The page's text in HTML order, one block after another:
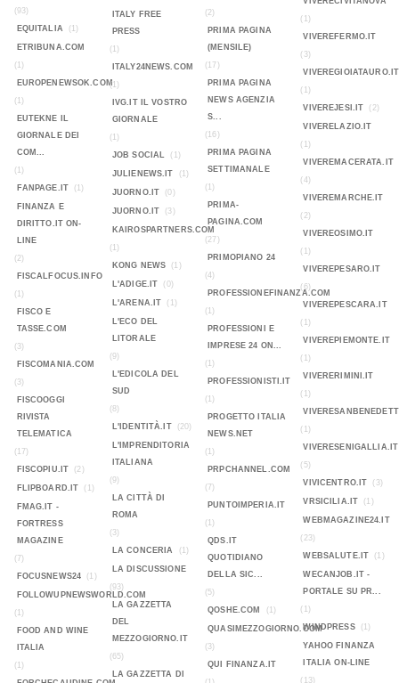
(93)
EQUITALIA
(1)
ETRIBUNA.COM
(1)
EUROPENEWSOK.COM
(1)
EUTEKNE IL
GIORNALE DEI
COM...
(1)
FANPAGE.IT
(1)
FINANZA E
DIRITTO.IT ON-
LINE
(2)
FISCALFOCUS.INFO
(1)
FISCO E
TASSE.COM
(3)
FISCOMANIA.COM
(3)
FISCOOGGI
RIVISTA
TELEMATICA
(17)
FISCOPIU.IT
(2)
FLIPBOARD.IT (1)
FMAG.IT -
FORTRESS
MAGAZINE
(7)
FOCUSNEWS24
(1)
FOLLOWUPNEWSWORLD.COM
(1)
FOOD AND WINE
ITALIA
(1)
ITALY FREE
PRESS
(1)
ITALY24NEWS.COM
(1)
IVG.IT IL VOSTRO
GIORNALE
(1)
JOB SOCIAL
(1)
JULIENEWS.IT (1)
JUORNO.IT (0)
JUORNO.IT (3)
KAIROSPARTNERS.COM
(1)
KONG NEWS
(1)
L'ADIGE.IT (0)
L'ARENA.IT (1)
L'ECO DEL
LITORALE
(9)
L'EDICOLA DEL
SUD
(8)
L'IDENTITÀ.IT
(20)
L'IMPRENDITORIA
ITALIANA
(9)
LA CITTÀ DI
ROMA
(3)
LA CONCERIA
(1)
LA DISCUSSIONE
(93)
LA GAZZETTA
DEL
MEZZOGIORNO.IT
(65)
LA GAZZETTA DI
(2)
PRIMA PAGINA
(MENSILE)
(17)
PRIMA PAGINA
NEWS AGENZIA
S...
(16)
PRIMA PAGINA
SETTIMANALE
(1)
PRIMA-
PAGINA.COM
(27)
PRIMOPIANO 24
(4)
PROFESSIONEFINANZA.COM
(1)
PROFESSIONI E
IMPRESE 24 ON...
(1)
PROFESSIONISTI.IT
(1)
PROGETTO ITALIA
NEWS.NET
(1)
PRPCHANNEL.COM
(7)
PUNTOIMPERIA.IT
(1)
QDS.IT
QUOTIDIANO
DELLA SIC...
(5)
QOSHE.COM
(1)
QUASIMEZZOGIORNO.COM
(3)
QUI FINANZA.IT
(1)
VIVEREFERMO.IT
(3)
VIVEREGIOIATAURO.IT
(1)
VIVEREJESI.IT
(2)
VIVERELAZIO.IT
(1)
VIVEREMACERATA.IT
(4)
VIVEREMARCHE.IT
(2)
VIVEREOSIMO.IT
(1)
VIVEREPESARO.IT
(6)
VIVEREPESCARA.IT
(1)
VIVEREPIEMONTE.IT
(1)
VIVERERIMINI.IT
(1)
(1)
VIVERESENIGALLIA.IT
(5)
VIVICENTRO.IT
(3)
VRSICILIA.IT (1)
WEBMAGAZINE24.IT
(23)
WEBSALUTE.IT
(1)
WECANJOB.IT -
PORTALE SU PR...
(1)
WINDPRESS
(1)
YAHOO FINANZA
ITALIA ON-LINE
(13)